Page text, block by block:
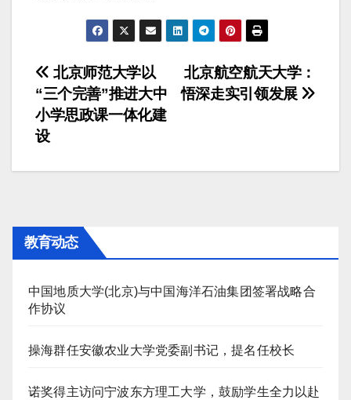
文
章
导
航
北京航空航天大学：
悟深走实引领发展
北京师范大学以
“三个完善”推进大中
小学思政课一体化建
设
教育动态
中国地质大学(北京)与中国海洋石油集团签署战略合
作协议
操海群任安徽农业大学党委副书记，提名任校长
诺奖得主访问宁波东方理工大学，鼓励学生全力以赴